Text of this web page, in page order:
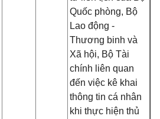
Quốc phòng, Bộ
Lao động -
Thương binh và
Xã hội, Bộ Tài
chính liên quan
đến việc kê khai
thông tin cá nhân
khi thực hiện thủ